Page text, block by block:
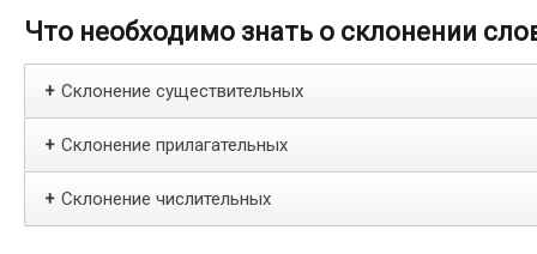
Что необходимо знать о склонении
+ Склонение существительных
+ Склонение прилагательных
+ Склонение числительных